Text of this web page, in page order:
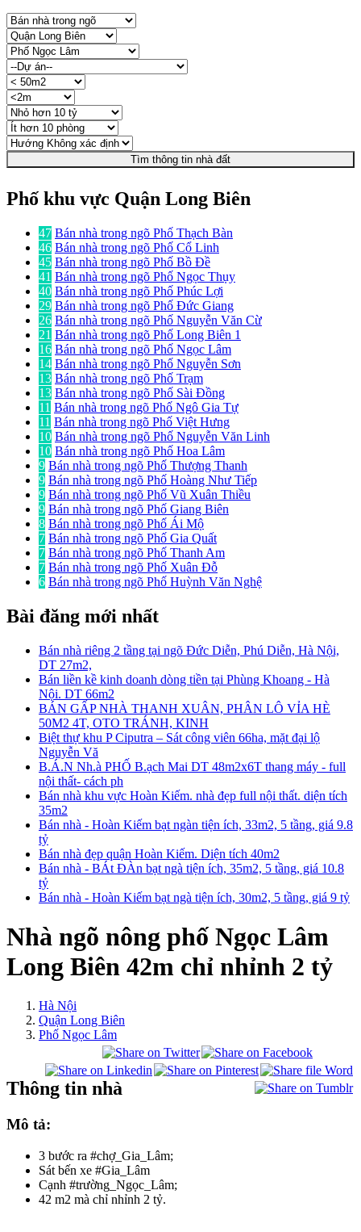
Tìm thông tin nhà đất
Phố khu vực Quận Long Biên
47 Bán nhà trong ngõ Phố Thạch Bàn
46 Bán nhà trong ngõ Phố Cổ Linh
45 Bán nhà trong ngõ Phố Bồ Đề
41 Bán nhà trong ngõ Phố Ngọc Thụy
40 Bán nhà trong ngõ Phố Phúc Lợi
29 Bán nhà trong ngõ Phố Đức Giang
26 Bán nhà trong ngõ Phố Nguyễn Văn Cừ
21 Bán nhà trong ngõ Phố Long Biên 1
16 Bán nhà trong ngõ Phố Ngọc Lâm
14 Bán nhà trong ngõ Phố Nguyễn Sơn
13 Bán nhà trong ngõ Phố Trạm
13 Bán nhà trong ngõ Phố Sài Đồng
11 Bán nhà trong ngõ Phố Ngô Gia Tự
11 Bán nhà trong ngõ Phố Việt Hưng
10 Bán nhà trong ngõ Phố Nguyễn Văn Linh
10 Bán nhà trong ngõ Phố Hoa Lâm
9 Bán nhà trong ngõ Phố Thượng Thanh
9 Bán nhà trong ngõ Phố Hoàng Như Tiếp
9 Bán nhà trong ngõ Phố Vũ Xuân Thiều
9 Bán nhà trong ngõ Phố Giang Biên
8 Bán nhà trong ngõ Phố Ái Mộ
7 Bán nhà trong ngõ Phố Gia Quất
7 Bán nhà trong ngõ Phố Thanh Am
7 Bán nhà trong ngõ Phố Xuân Đỗ
6 Bán nhà trong ngõ Phố Huỳnh Văn Nghệ
Bài đăng mới nhất
Bán nhà riêng 2 tầng tại ngõ Đức Diễn, Phú Diễn, Hà Nội,
DT 27m2,
Bán liền kề kinh doanh dòng tiền tại Phùng Khoang - Hà
Nội. DT 66m2
BÁN GẤP NHÀ THANH XUÂN, PHÂN LÔ VỈA HÈ
50M2 4T, OTO TRÁNH, KINH
Biệt thự khu P Ciputra – Sát công viên 66ha, mặt đại lộ
Nguyễn Vă
B.Á.N Nh.à PHỐ B.ạch Mai DT 48m2x6T thang máy - full
nội thất- cách ph
Bán nhà khu vực Hoàn Kiếm. nhà đẹp full nội thất. diện tích
35m2
Bán nhà - Hoàn Kiếm bạt ngàn tiện ích, 33m2, 5 tầng, giá 9.8
tỷ
Bán nhà đẹp quận Hoàn Kiếm. Diện tích 40m2
Bán nhà - BÁt ĐÀn bạt ngà tiện ích, 35m2, 5 tầng, giá 10.8
tỷ
Bán nhà - Hoàn Kiếm bạt ngà tiện ích, 30m2, 5 tầng, giá 9 tỷ
Nhà ngõ nông phố Ngọc Lâm
Long Biên 42m chỉ nhỉnh 2 tỷ
Hà Nội
Quận Long Biên
Phố Ngọc Lâm
Thông tin nhà
Mô tả:
3 bước ra #chợ_Gia_Lâm;
Sát bến xe #Gia_Lâm
Cạnh #trường_Ngọc_Lâm;
42 m2 mà chỉ nhỉnh 2 tỷ.